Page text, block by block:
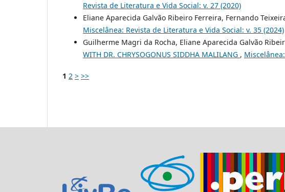
Revista de Literatura e Vida Social: v. 27 (2020)
Eliane Aparecida Galvão Ribeiro Ferreira, Fernando
Miscelânea: Revista de Literatura e Vida Social: v. 35 (2024)
Guilherme Magri da Rocha, Eliane Aparecida Galvão
WITH DR. CHRYSOGONUS SIDDHA MALILANG ,
1 2 > >>